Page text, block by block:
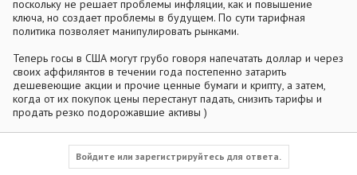
поскольку не решает проблемы инфляции, как и повышение
ключа, но создает проблемы в будущем. По сути тарифная
политика позволяет манипулировать рынками.
Теперь госы в США могут грубо говоря напечатать доллар и через
своих аффилянтов в течении года постепенно затарить
дешевеющие акции и прочие ценные бумаги и крипту, а затем,
когда от их покупок цены перестанут падать, снизить тарифы и
продать резко подорожавшие активы )
Войдите или зарегистрируйтесь для ответа.